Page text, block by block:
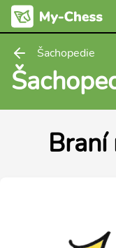
Šachopedie